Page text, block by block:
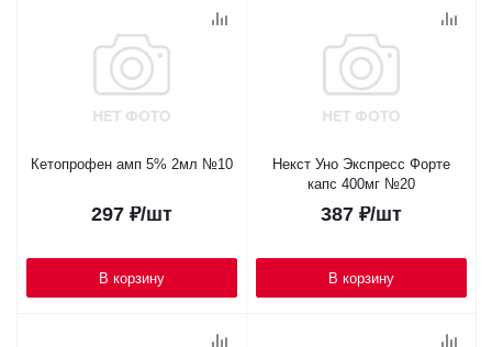
Кетопрофен амп 5% 2мл №10
297 ₽/шт
В корзину
Некст Уно Экспресс Форте
капс 400мг №20
387 ₽/шт
В корзину